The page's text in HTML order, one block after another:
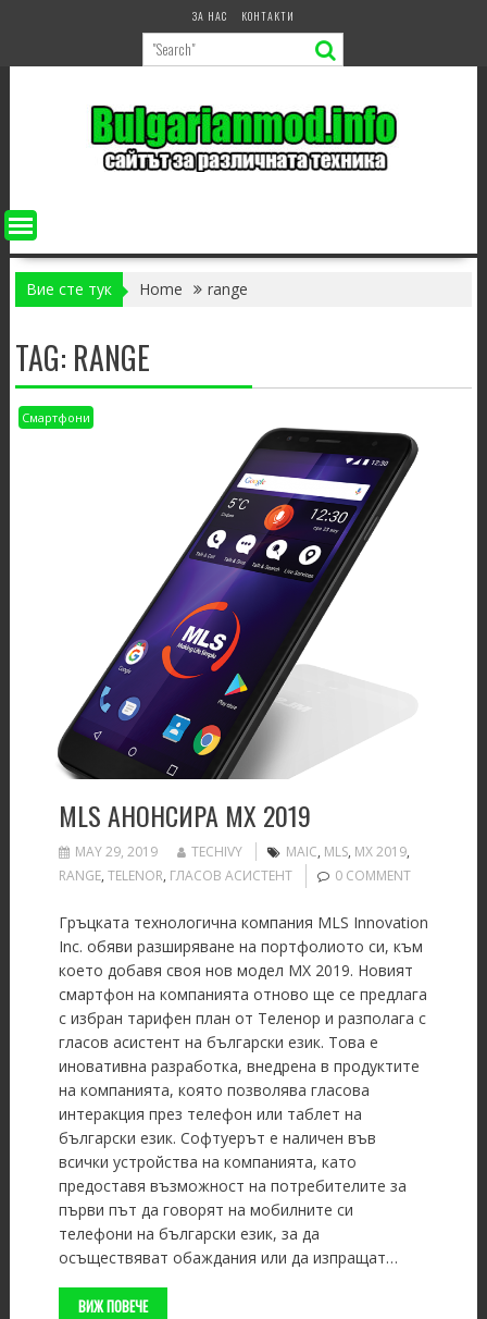
ЗА НАС КОНТАКТИ
Вие сте тук Home range
TAG: RANGE
Смартфони
MLS АНОНСИРА MX 2019
MAY 29, 2019 TECHIVY MAIC, MLS, MX 2019,
RANGE, TELENOR, ГЛАСОВ АСИСТЕНТ 0 COMMENT
Гръцката технологична компания MLS Innovation
Inc. обяви разширяване на портфолиото си, към
което добавя своя нов модел MX 2019. Новият
смартфон на компанията отново ще се предлага
с избран тарифен план от Теленор и разполага с
гласов асистент на български език. Това е
иновативна разработка, внедрена в продуктите
на компанията, която позволява гласова
интеракция през телефон или таблет на
български език. Софтуерът е наличен във
всички устройства на компанията, като
предоставя възможност на потребителите за
първи път да говорят на мобилните си
телефони на български език, за да
осъществяват обаждания или да изпращат…
ВИЖ ПОВЕЧЕ